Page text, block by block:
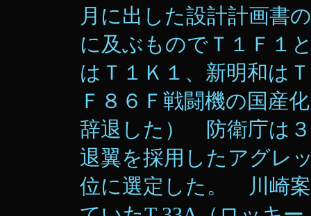
月に出した設計計画書
に及ぶものでＴ１Ｆ１
はＴ１Ｋ１、新明和は
Ｆ８６Ｆ戦闘機の国産
辞退した） 防衛庁は
退翼を採用したアグレ
位に選定した。 川崎